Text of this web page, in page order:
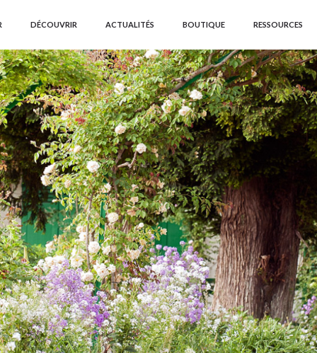
DÉCOUVRIR ACTUALITÉS BOUTIQUE RESSOURCES